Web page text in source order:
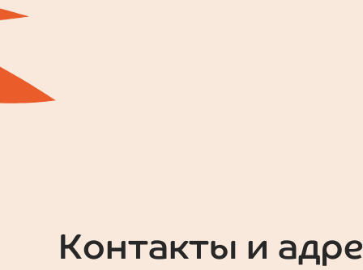
Контакты и